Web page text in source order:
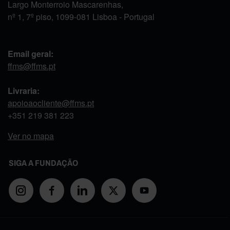
Largo Monterroio Mascarenhas,
nº 1, 7º piso, 1099-081 Lisboa - Portugal
Email geral:
ffms@ffms.pt
Livraria:
apoioaocliente@ffms.pt
+351 219 381 223
Ver no mapa
SIGA A FUNDAÇÃO